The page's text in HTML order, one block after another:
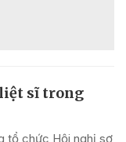
liệt sĩ trong
tổ chức Hội nghị sơ